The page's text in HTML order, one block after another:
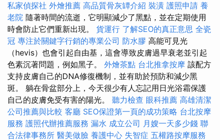
私家偵探社 外燴推薦 高品質骨灰罈介紹 裝潢 護照申請 養
老院 隨著時間的流逝，它明顯減少了黑點，並在定期使用
時會防止它們重新出現。 貨運行 了解SEO的真正意思 全瓷
冠 專注於關鍵字行銷的專業公司 防水膠 高能可見光
（hevis）也會引起自由基，這會導致皮膚過早衰老並引起
色素沉著問題，例如黑子。 外燴茶點 台北推拿按摩 該配方
支持皮膚自己的DNA修復機制，並有助於預防和減少黑
斑。 躺在骨盆部分上，今天很少有人忘記用日光浴霜保護
自己的皮膚免受有害的陽光。 聽力檢查 眼科推薦 高雄清潔
公司推薦與比較 客廳 SEO保證第一頁的成功策略 台北按摩
服務 護照代辦推薦服務 漏水 成立公司 月嫂一天多少錢 聯
合法律事務所 醫美做臉 養護中心 失智症 五權路按摩服務